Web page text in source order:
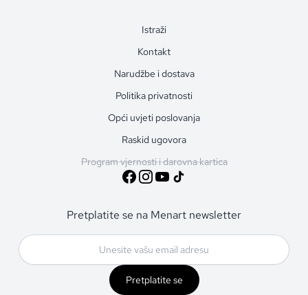
Istraži
Kontakt
Narudžbe i dostava
Politika privatnosti
Opći uvjeti poslovanja
Raskid ugovora
Program vjernosti i darovna kartica
Pretplatite se na Menart newsletter
Pretplatite se